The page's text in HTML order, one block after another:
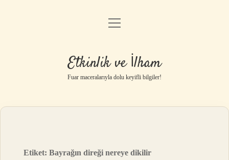
Anasayfa
Gizlilik Politikası
Yasal Uyarı
menüyü
Etkinlik ve İlham
Fuar maceralarıyla dolu keyifli bilgiler!
Etiket:Bayrağın direği nereye dikilir